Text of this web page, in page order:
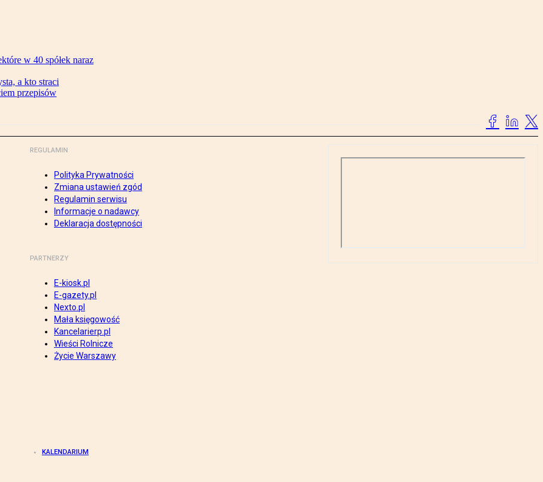
w 40 spółek naraz
a kto straci
przepisów
REGULAMIN
Polityka Prywatności
Zmiana ustawień zgód
Regulamin serwisu
Informacje o nadawcy
Deklaracja dostępności
PARTNERZY
E-kiosk.pl
E-gazety.pl
Nexto.pl
Mała księgowość
Kancelarierp.pl
Wieści Rolnicze
Życie Warszawy
KALENDARIUM